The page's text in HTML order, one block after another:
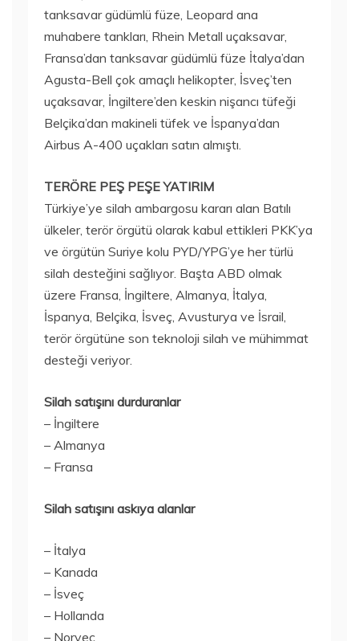
tanksavar güdümlü füze, Leopard ana
muhabere tankları, Rhein Metall uçaksavar,
Fransa’dan tanksavar güdümlü füze İtalya’dan
Agusta-Bell çok amaçlı helikopter, İsveç’ten
uçaksavar, İngiltere’den keskin nişancı tüfeği
Belçika’dan makineli tüfek ve İspanya’dan
Airbus A-400 uçakları satın almıştı.
TERÖRE PEŞ PEŞE YATIRIM
Türkiye’ye silah ambargosu kararı alan Batılı
ülkeler, terör örgütü olarak kabul ettikleri PKK’ya
ve örgütün Suriye kolu PYD/YPG’ye her türlü
silah desteğini sağlıyor. Başta ABD olmak
üzere Fransa, İngiltere, Almanya, İtalya,
İspanya, Belçika, İsveç, Avusturya ve İsrail,
terör örgütüne son teknoloji silah ve mühimmat
desteği veriyor.
Silah satışını durduranlar
– İngiltere
– Almanya
– Fransa
Silah satışını askıya alanlar
– İtalya
– Kanada
– İsveç
– Hollanda
– Norveç